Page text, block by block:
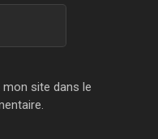
site dans le